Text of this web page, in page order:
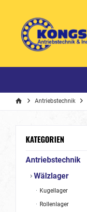
Antriebstechnik
KATEGORIEN
Antriebstechnik
Wälzlager
Kugellager
Rollenlager